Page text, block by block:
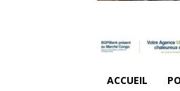
ACCUEIL